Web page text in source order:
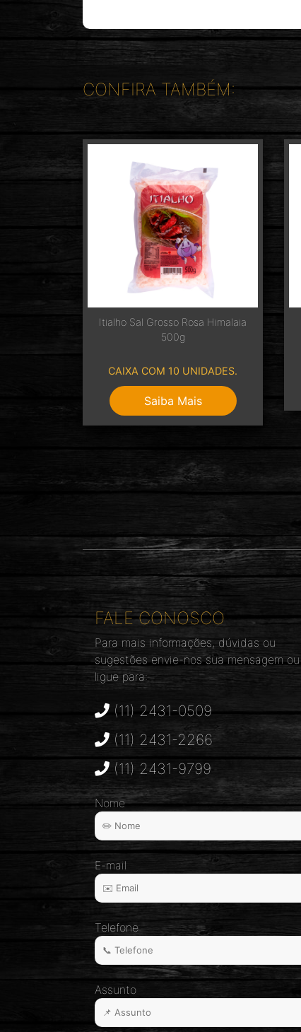
CONFIRA TAMBÉM:
Itialho Sal Grosso Rosa Himalaia
500g
CAIXA COM 10 UNIDADES.
Saiba Mais
FALE CONOSCO
Para mais informações, dúvidas ou
sugestões envie-nos sua mensagem ou
ligue para:
(11) 2431-0509
(11) 2431-2266
(11) 2431-9799
Nome
E-mail
Telefone
Assunto